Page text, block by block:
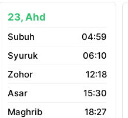
23, Ahd
04:59
06:10
12:18
15:30
18:27